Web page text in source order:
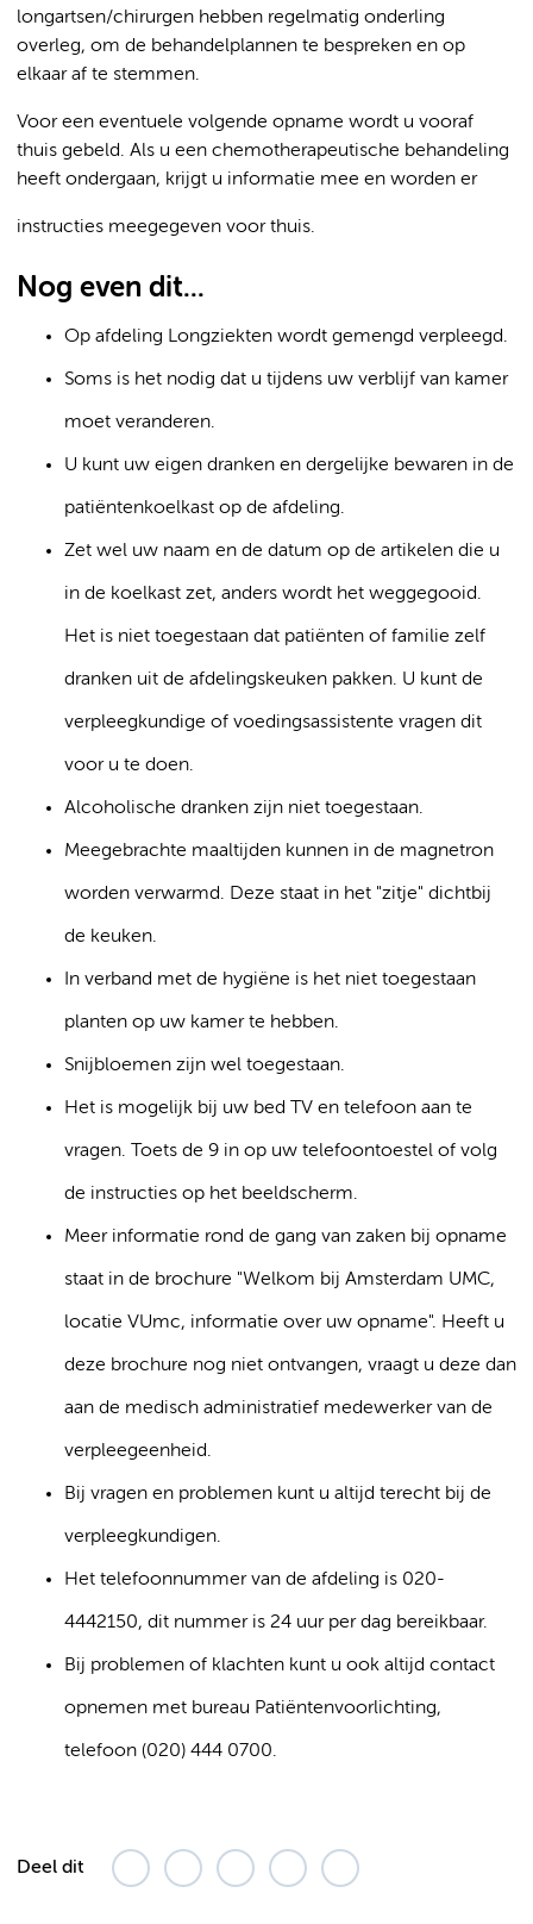
longartsen/chirurgen hebben regelmatig onderling
overleg, om de behandelplannen te bespreken en op
elkaar af te stemmen.
Voor een eventuele volgende opname wordt u vooraf
thuis gebeld. Als u een chemotherapeutische behandeling
heeft ondergaan, krijgt u informatie mee en worden er
instructies meegegeven voor thuis.
Nog even dit...
Op afdeling Longziekten wordt gemengd verpleegd.
Soms is het nodig dat u tijdens uw verblijf van kamer
moet veranderen.
U kunt uw eigen dranken en dergelijke bewaren in de
patiëntenkoelkast op de afdeling.
Zet wel uw naam en de datum op de artikelen die u
in de koelkast zet, anders wordt het weggegooid.
Het is niet toegestaan dat patiënten of familie zelf
dranken uit de afdelingskeuken pakken. U kunt de
verpleegkundige of voedingsassistente vragen dit
voor u te doen.
Alcoholische dranken zijn niet toegestaan.
Meegebrachte maaltijden kunnen in de magnetron
worden verwarmd. Deze staat in het "zitje" dichtbij
de keuken.
In verband met de hygiëne is het niet toegestaan
planten op uw kamer te hebben.
Snijbloemen zijn wel toegestaan.
Het is mogelijk bij uw bed TV en telefoon aan te
vragen. Toets de 9 in op uw telefoontoestel of volg
de instructies op het beeldscherm.
Meer informatie rond de gang van zaken bij opname
staat in de brochure "Welkom bij Amsterdam UMC,
locatie VUmc, informatie over uw opname". Heeft u
deze brochure nog niet ontvangen, vraagt u deze dan
aan de medisch administratief medewerker van de
verpleegeenheid.
Bij vragen en problemen kunt u altijd terecht bij de
verpleegkundigen.
Het telefoonnummer van de afdeling is 020-
4442150, dit nummer is 24 uur per dag bereikbaar.
Bij problemen of klachten kunt u ook altijd contact
opnemen met bureau Patiëntenvoorlichting,
telefoon (020) 444 0700.
Deel dit